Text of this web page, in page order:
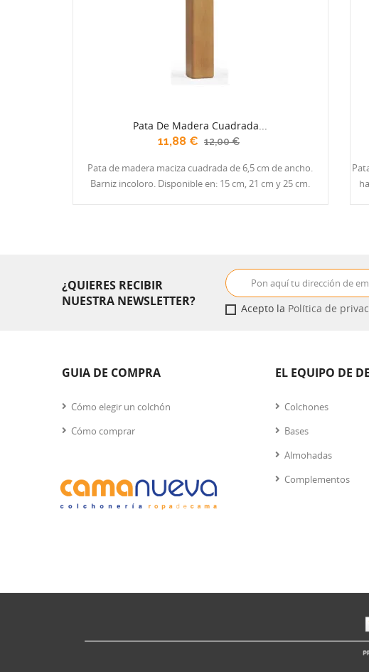
Pata De Madera Cuadrada...
11,88 € 12,00 €
Pata de madera maciza cuadrada de 6,5 cm de ancho.
Barniz incoloro. Disponible en: 15 cm, 21 cm y 25 cm.
¿QUIERES RECIBIR
NUESTRA NEWSLETTER?
Acepto la Política de
GUIA DE COMPRA
Cómo elegir un colchón
Cómo comprar
EL EQUIPO DE
Colchones
Bases
Almohadas
Complementos